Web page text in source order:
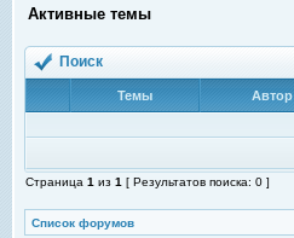
Активные темы
Поиск
Темы Автор
Страница 1 из 1 [ Результатов поиска: 0 ]
Список форумов